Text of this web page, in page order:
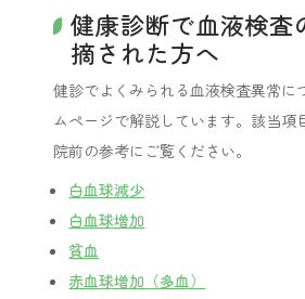
健康診断で血液検査
摘された方へ
健診でよくみられる血液検査異常に
ムページで解説しています。該当項
院前の参考にご覧ください。
白血球減少
白血球増加
貧血
赤血球増加（多血）